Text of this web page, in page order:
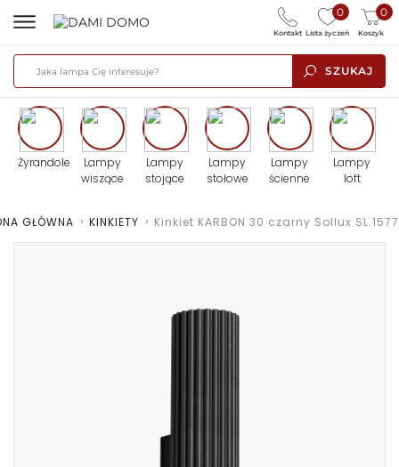
SZUKAJ
0
Lista życzeń
0
Koszyk
Kontakt
Żyrandole
Lampy
wiszące
Lampy
stojące
Lampy
stołowe
Lampy
ścienne
Lampy
loft
GŁÓWNA > KINKIETY > Kinkiet KARBON 30 czarny Sollux SL.1577